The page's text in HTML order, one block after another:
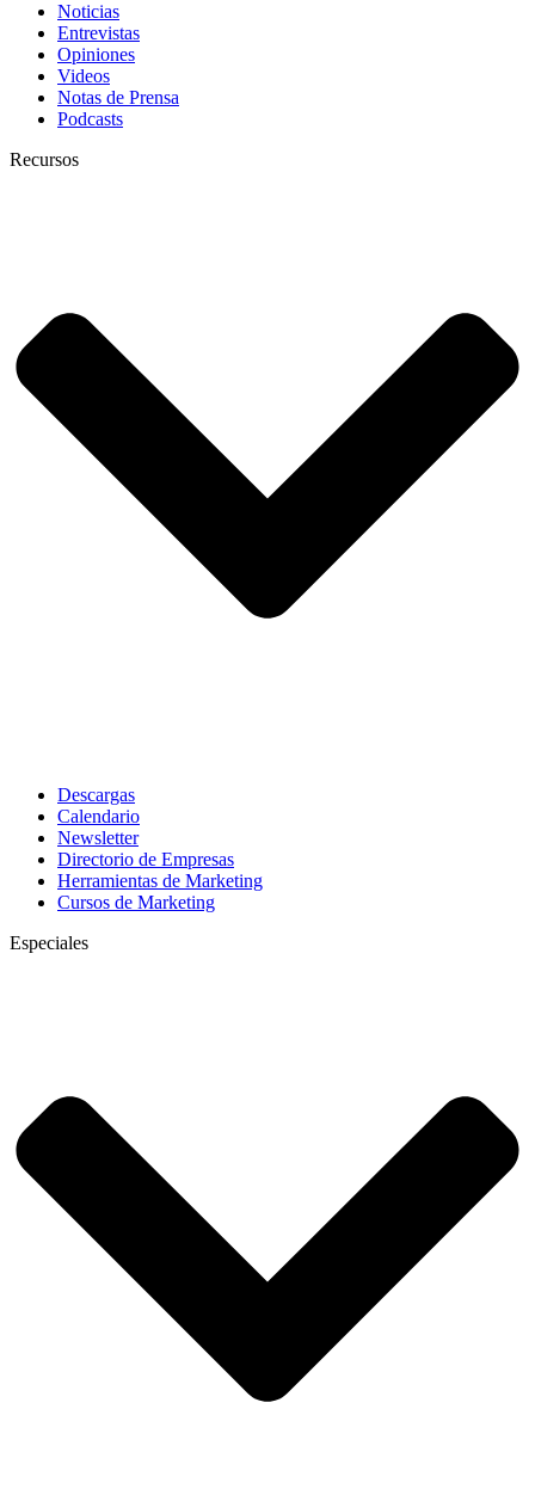
Noticias
Entrevistas
Opiniones
Videos
Notas de Prensa
Podcasts
Recursos
Descargas
Calendario
Newsletter
Directorio de Empresas
Herramientas de Marketing
Cursos de Marketing
Especiales